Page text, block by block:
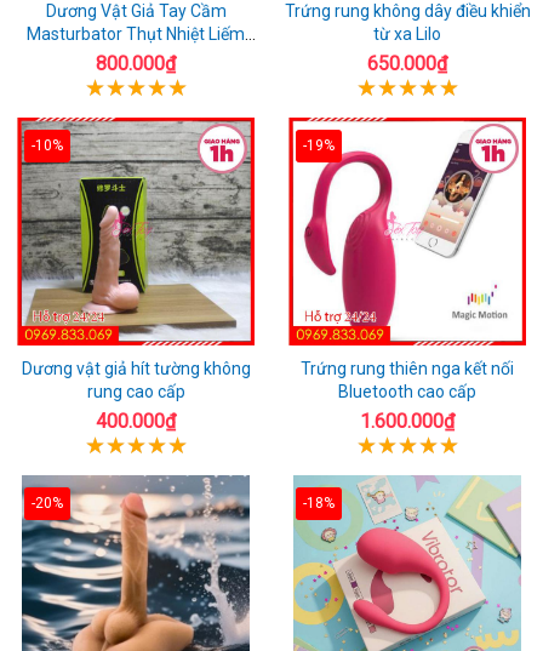
Dương Vật Giả Tay Cầm
Masturbator Thụt Nhiệt Liếm
Rung
800.000₫
Trứng rung không dây điều khiển
từ xa Lilo
650.000₫
-10%
Dương vật giả hít tường không
rung cao cấp
400.000₫
-19%
Trứng rung thiên nga kết nối
Bluetooth cao cấp
1.600.000₫
-20% -18%